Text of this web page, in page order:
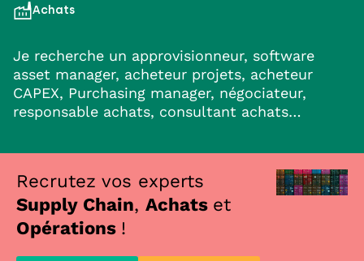
Achats
Je recherche un approvisionneur, software
asset manager, acheteur projets, acheteur
CAPEX, Purchasing manager, négociateur,
responsable achats, consultant achats…
Recrutez vos experts
Supply Chain, Achats et
Opérations !